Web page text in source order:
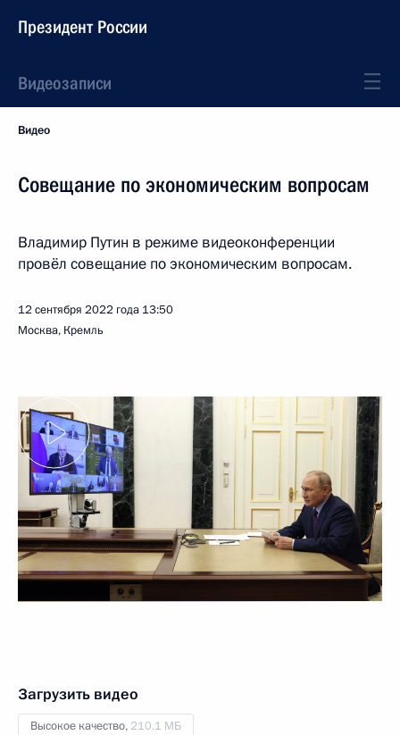
Президент России
Видеозаписи
Видео
Совещание по экономическим вопросам
Владимир Путин в режиме видеоконференции
провёл совещание по экономическим вопросам.
12 сентября 2022 года 13:50
Москва, Кремль
Загрузить видео
Высокое качество, 210.1 МБ